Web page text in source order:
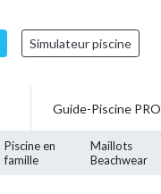
Simulateur piscine
Piscine en
famille
Maillots
Beachwear
Guide-Piscine PRO